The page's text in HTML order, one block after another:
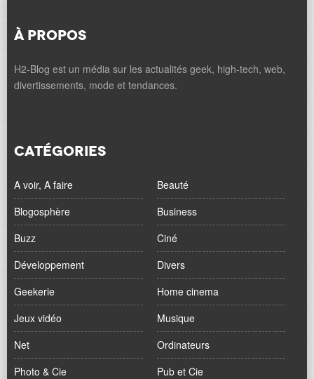
À PROPOS
H2-Blog est un média sur les actualités geek, high-tech, web,
divertissements, mode et tendances.
CATÉGORIES
A voir, A faire
Beauté
Blogosphère
Business
Buzz
Ciné
Développement
Divers
Geekerie
Home cinema
Jeux vidéo
Musique
Net
Ordinateurs
Photo & Cie
Pub et Cie